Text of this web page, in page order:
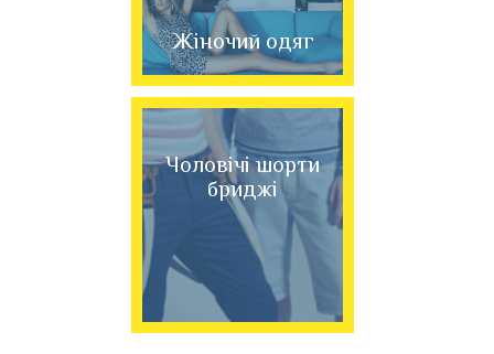
Жіночий одяг
Чоловічі шорти
бриджі